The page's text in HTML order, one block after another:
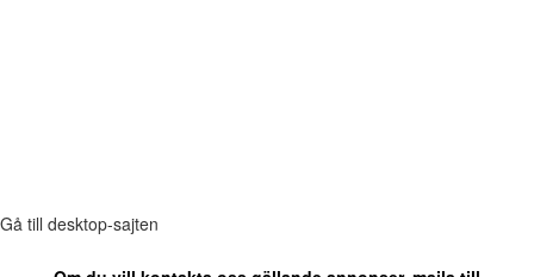
Gå till desktop-sajten